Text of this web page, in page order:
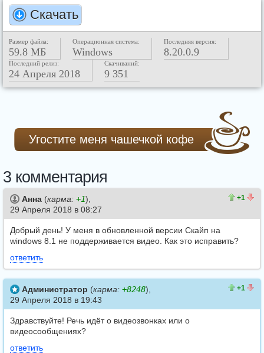
Скачать
Размер файла:
59.8 МБ
Операционная система:
Windows
Последняя версия:
8.20.0.9
Последний релиз:
24 Апреля 2018
Скачиваний:
9 351
Угостите меня чашечкой кофе
3 комментария
+1
Анна (карма: +1),
29 Апреля 2018 в 08:27
Добрый день! У меня в обновленной версии Скайп на
windows 8.1 не поддерживается видео. Как это исправить?
ответить
+1
Администратор (карма: +8248),
29 Апреля 2018 в 19:43
Здравствуйте! Речь идёт о видеозвонках или о
видеосообщениях?
ответить